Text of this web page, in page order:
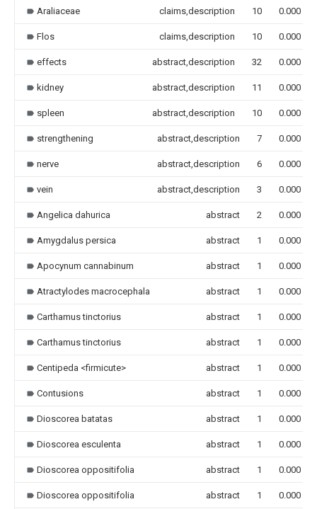
Araliaceae claims,description 10 0.000
Flos claims,description 10 0.000
effects abstract,description 32 0.000
kidney abstract,description 11 0.000
spleen abstract,description 10 0.000
strengthening abstract,description 7 0.000
nerve abstract,description 6 0.000
vein abstract,description 3 0.000
Angelica dahurica abstract 2 0.000
Amygdalus persica abstract 1 0.000
Apocynum cannabinum abstract 1 0.000
Atractylodes macrocephala abstract 1 0.000
Carthamus tinctorius abstract 1 0.000
Carthamus tinctorius abstract 1 0.000
Centipeda <firmicute> abstract 1 0.000
Contusions abstract 1 0.000
Dioscorea batatas abstract 1 0.000
Dioscorea esculenta abstract 1 0.000
Dioscorea oppositifolia abstract 1 0.000
Dioscorea oppositifolia abstract 1 0.000